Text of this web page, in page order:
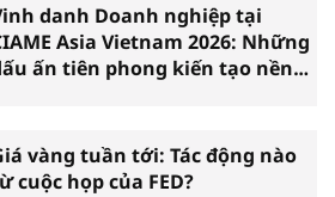
danh Doanh nghiệp tại
Asia Vietnam 2026: Những
ấn tiên phong kiến tạo nền
vàng tuần tới: Tác động nào
cuộc họp của FED?